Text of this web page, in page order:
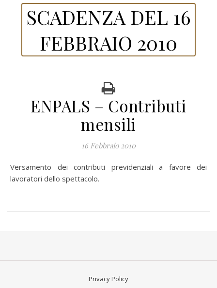
SCADENZA DEL 16
FEBBRAIO 2010
ENPALS – Contributi
mensili
16 Febbraio 2010
Versamento dei contributi previdenziali a favore dei
lavoratori dello spettacolo.
Privacy Policy